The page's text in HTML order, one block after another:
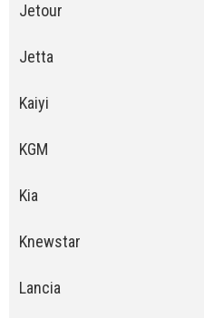
Jetour
Jetta
Kaiyi
KGM
Kia
Knewstar
Lancia